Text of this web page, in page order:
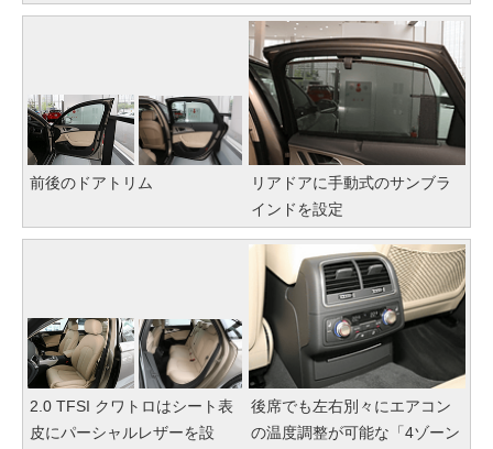
前後のドアトリム
リアドアに手動式のサンブラ
インドを設定
2.0 TFSI クワトロはシート表
皮にパーシャルレザーを設
後席でも左右別々にエアコン
の温度調整が可能な「4ゾーン